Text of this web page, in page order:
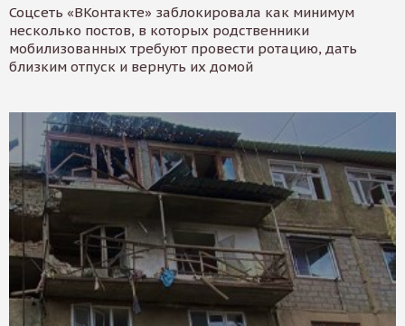
Соцсеть «ВКонтакте» заблокировала как минимум
несколько постов, в которых родственники
мобилизованных требуют провести ротацию, дать
близким отпуск и вернуть их домой